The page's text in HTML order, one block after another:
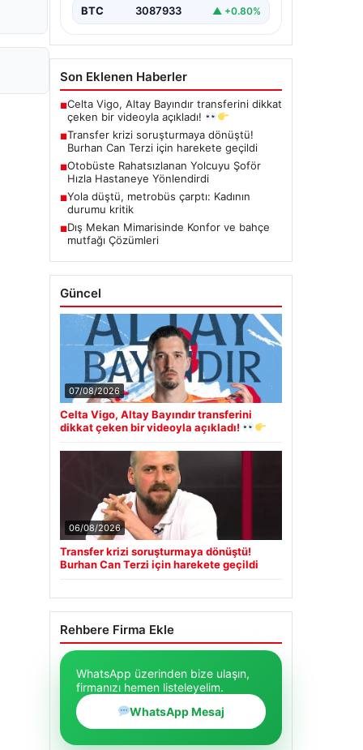
BTC 3087933 ▲ +0.80%
Son Eklenen Haberler
■Celta Vigo, Altay Bayındır transferini dikkat
çeken bir videoyla açıkladı!
■Transfer krizi soruşturmaya dönüştü!
Burhan Can Terzi için harekete geçildi
■Otobüste Rahatsızlanan Yolcuyu Şoför
Hızla Hastaneye Yönlendirdi
■Yola düştü, metrobüs çarptı: Kadının
durumu kritik
■Dış Mekan Mimarisinde Konfor ve bahçe
mutfağı Çözümleri
Güncel
07/08/2026
Celta Vigo, Altay Bayındır transferini
dikkat çeken bir videoyla açıkladı!
06/08/2026
Transfer krizi soruşturmaya dönüştü!
Burhan Can Terzi için harekete geçildi
Rehbere Firma Ekle
WhatsApp üzerinden bize ulaşın,
firmanızı hemen listeleyelim.
WhatsApp Mesaj